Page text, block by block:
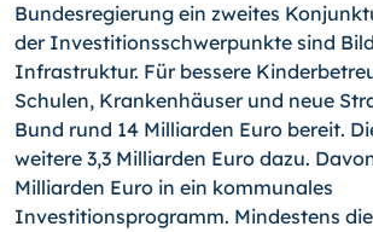
Bundesregierung ein zweites
der Investitionsschwerpunkte sind
Infrastruktur. Für bessere
Schulen, Krankenhäuser und neue
Bund rund 14 Milliarden Euro bereit.
weitere 3,3 Milliarden Euro dazu.
Milliarden Euro in ein kommunales
Investitionsprogramm. Mindestens